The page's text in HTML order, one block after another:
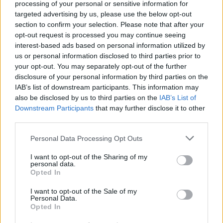
processing of your personal or sensitive information for
targeted advertising by us, please use the below opt-out
section to confirm your selection. Please note that after your
opt-out request is processed you may continue seeing
interest-based ads based on personal information utilized by
us or personal information disclosed to third parties prior to
your opt-out. You may separately opt-out of the further
disclosure of your personal information by third parties on the
IAB’s list of downstream participants. This information may
also be disclosed by us to third parties on the IAB’s List of
Downstream Participants that may further disclose it to other
Personal Data Processing Opt Outs
I want to opt-out of the Sharing of my
personal data.
Opted In
I want to opt-out of the Sale of my
Personal Data.
Opted In
sube de 1000 a 2000 revoluciones o algo mas......haber si a
vosotros os pasa o es que tengo un coche con todas las
enfermedades posibles! porque vaya tela.......Bueno no digo
mas, que aburro chicos.......espero vuestra opinion o ayuda
sobre cualquiera de estas dudas - problemas!! Muchas
gracias a todos los que aporteis algo. Un abrazo.
S2
Rayu, si suena tan fuerte como dices te aseguro que no son los
taquets, en mi 90 2.3E tenia ese mismo problema que me daba
pena parar en un semáforo por el ruido. Estuve a punto de tirar
los euros en cambiar los taquets hasta que un día un mecánico
desguace y con 30€ santo remedio desde hace 3 o 4 años
Responder